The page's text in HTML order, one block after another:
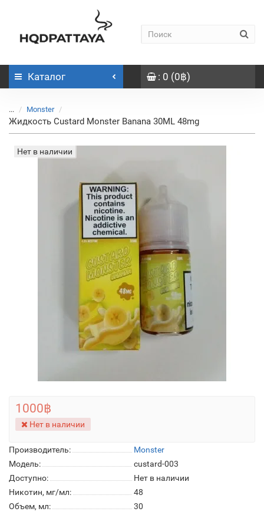
Каталог : 0 (0฿)
... Monster
Жидкость Custard Monster Banana 30ML 48mg
Нет в наличии
Производитель:
Monster
Модель:
custard-003
Доступно:
Нет в наличии
Никотин, мг/мл:
48
Объем, мл:
30
1000฿
Нет в наличии